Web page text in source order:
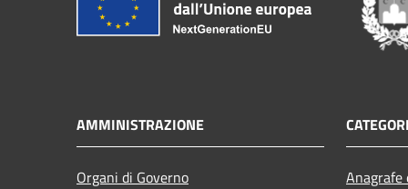
AMMINISTRAZIONE
Organi di Governo